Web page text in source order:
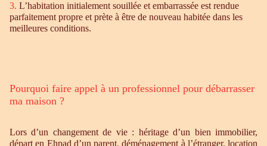
3. L’habitation initialement souillée et embarrassée est rendue
parfaitement propre et prète à être de nouveau habitée dans les
meilleures conditions.
Pourquoi faire appel à un professionnel pour débarrasser
ma maison ?
Lors d’un changement de vie : héritage d’un bien immobilier,
départ en Ehpad d’un parent, déménagement à l’étranger, location